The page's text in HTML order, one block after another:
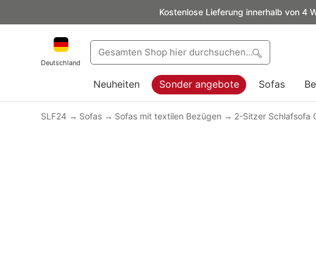
Kostenlose Lieferung innerhalb von 4
Deutschland
Neuheiten Sonder angebote Sofas
SLF24 Sofas Sofas mit textilen Bezügen 2-Sitzer Schlafsofa